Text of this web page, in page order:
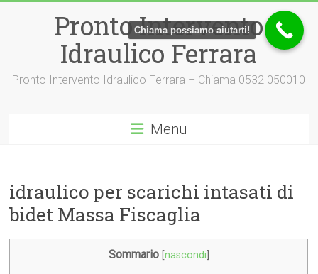
Pronto Intervento
Idraulico Ferrara
Pronto Intervento Idraulico Ferrara – Chiama 0532 050010
Menu
idraulico per scarichi intasati di
bidet Massa Fiscaglia
Sommario nascondi
Chiama possiamo aiutarti!